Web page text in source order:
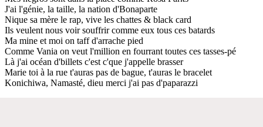
J'ai l'génie, la taille, la nation d'Bonaparte
Nique sa mère le rap, vive les chattes & black card
Ils veulent nous voir souffrir comme eux tous ces batards
Ma mine et moi on taff d'arrache pied
Comme Vania on veut l'million en fourrant toutes ces tasses-pé
Là j'ai océan d'billets c'est c'que j'appelle brasser
Marie toi à la rue t'auras pas de bague, t'auras le bracelet
Konichiwa, Namasté, dieu merci j'ai pas d'paparazzi